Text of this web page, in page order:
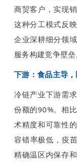
商贸客户，实现
这种分工模式反
企业深耕细分领
服务构建竞争壁垒
下游：食品主导
冷链产业下游需
份额的90%。相
术精度和可靠性
容错率极低，疫
精确温区内保存